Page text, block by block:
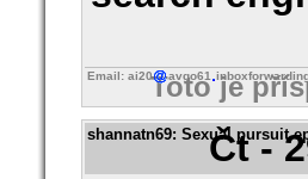
Email: ai20 avgo61
Toto je
shannatn69: Sexual pursuit
Čt -